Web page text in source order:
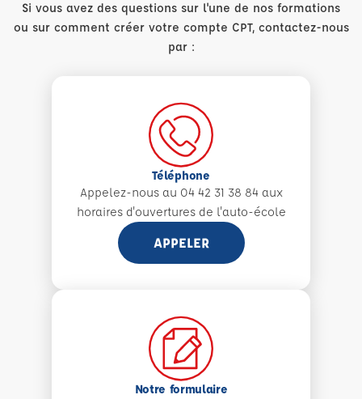
Si vous avez des questions sur l'une de nos formations
ou sur comment créer votre compte CPT, contactez-nous
par :
Téléphone
Appelez-nous au 04 42 31 38 84 aux
horaires d'ouvertures de l'auto-école
APPELER
Notre formulaire